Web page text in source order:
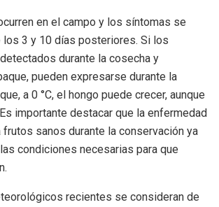
en el campo y los síntomas se
los 3 y 10 días posteriores. Si los
durante la cosecha y
pueden expresarse durante la
a 0 °C, el hongo puede crecer, aunque
importante destacar que la enfermedad
sanos durante la conservación ya
condiciones necesarias para que
recientes se consideran de